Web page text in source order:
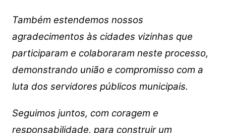
Também estendemos nossos
agradecimentos às cidades vizinhas que
participaram e colaboraram neste processo,
demonstrando união e compromisso com a
luta dos servidores públicos municipais.
Seguimos juntos, com coragem e
responsabilidade, para construir um